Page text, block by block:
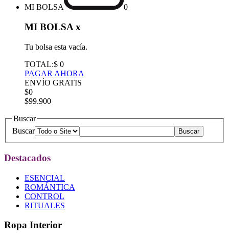
MI BOLSA 0
MI BOLSA x
Tu bolsa esta vacía.
TOTAL:$ 0
PAGAR AHORA
ENVÍO GRATIS
$0
$99.900
Buscar
Buscar
Destacados
ESENCIAL
ROMÁNTICA
CONTROL
RITUALES
Ropa Interior